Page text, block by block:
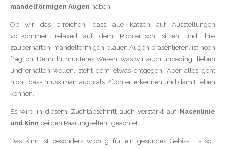
mandelförmigen Augen haben.
Ob wir das erreichen, dass alle Katzen auf Ausstellungen
vollkommen relaxed auf dem Richtertisch sitzen und ihre
zauberhaften, mandelförmigen blauen Augen präsentieren, ist noch
fraglich. Denn ihr munteres Wesen, was wir auch unbedingt lieben
und erhalten wollen, steht dem etwas entgegen. Aber alles geht
nicht, dass muss man auch als Züchter erkennen und damit leben
können.
Es wird in diesem Zuchtabschnitt auch verstärkt auf Nasenlinie
und Kinn bei den Paarungseltern geachtet.
Das Kinn ist besonders wichtig für ein gesundes Gebiss. Es soll